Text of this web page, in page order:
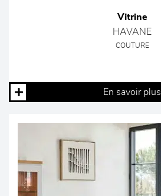
Vitrine
HAVANE
COUTURE
En savoir plus